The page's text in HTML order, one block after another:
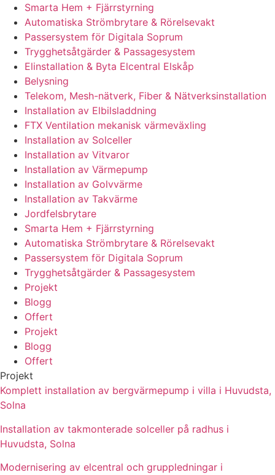
Smarta Hem + Fjärrstyrning
Automatiska Strömbrytare & Rörelsevakt
Passersystem för Digitala Soprum
Trygghetsåtgärder & Passagesystem
Elinstallation & Byta Elcentral Elskåp
Belysning
Telekom, Mesh-nätverk, Fiber & Nätverksinstallation
Installation av Elbilsladdning
FTX Ventilation mekanisk värmeväxling
Installation av Solceller
Installation av Vitvaror
Installation av Värmepump
Installation av Golvvärme
Installation av Takvärme
Jordfelsbrytare
Smarta Hem + Fjärrstyrning
Automatiska Strömbrytare & Rörelsevakt
Passersystem för Digitala Soprum
Trygghetsåtgärder & Passagesystem
Projekt
Blogg
Offert
Projekt
Blogg
Offert
Projekt
Komplett installation av bergvärmepump i villa i Huvudsta,
Solna
Installation av takmonterade solceller på radhus i
Huvudsta, Solna
Modernisering av elcentral och gruppledningar i